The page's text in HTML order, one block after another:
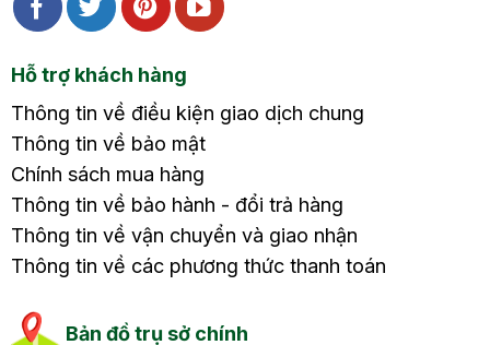
Hỗ trợ khách hàng
Thông tin về điều kiện giao dịch chung
Thông tin về bảo mật
Chính sách mua hàng
Thông tin về bảo hành - đổi trả hàng
Thông tin về vận chuyển và giao nhận
Thông tin về các phương thức thanh toán
Bản đồ trụ sở chính